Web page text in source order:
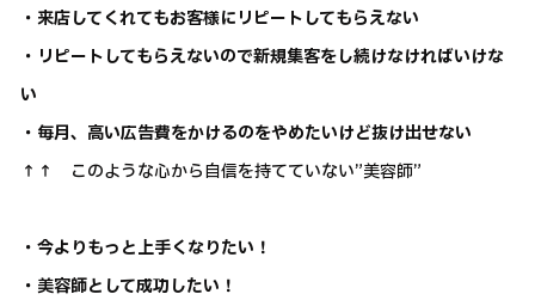
・来店してくれてもお客様にリピートしてもらえない
・リピートしてもらえないので新規集客をし続けなければいけな
い
・毎月、高い広告費をかけるのをやめたいけど抜け出せない
↑↑ このような心から自信を持てていない”美容師”
・今よりもっと上手くなりたい！
・美容師として成功したい！